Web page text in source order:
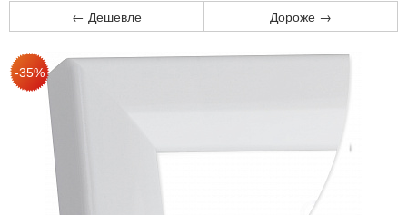
← Дешевле Дороже →